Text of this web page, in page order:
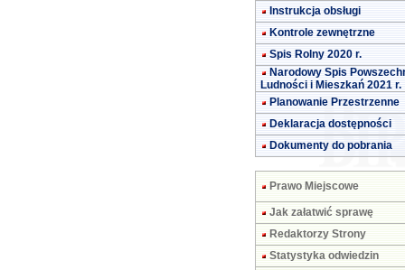
Instrukcja obsługi
Kontrole zewnętrzne
Spis Rolny 2020 r.
Narodowy Spis
Ludności i Mieszkań 2021 r.
Planowanie Przestrzenne
Deklaracja dostępności
Dokumenty do pobrania
Prawo Miejscowe
Jak załatwić sprawę
Redaktorzy Strony
Statystyka odwiedzin